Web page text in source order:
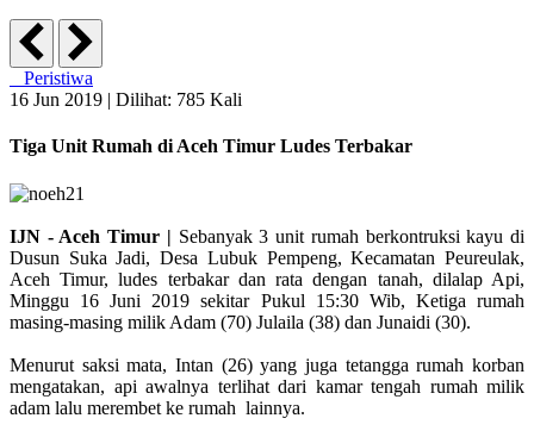
Peristiwa
16 Jun 2019 | Dilihat: 785 Kali
Tiga Unit Rumah di Aceh Timur Ludes Terbakar
IJN - Aceh Timur | Sebanyak 3 unit rumah berkontruksi kayu di
Dusun Suka Jadi, Desa Lubuk Pempeng, Kecamatan Peureulak,
Aceh Timur, ludes terbakar dan rata dengan tanah, dilalap Api,
Minggu 16 Juni 2019 sekitar Pukul 15:30 Wib, Ketiga rumah
masing-masing milik Adam (70) Julaila (38) dan Junaidi (30).
Menurut saksi mata, Intan (26) yang juga tetangga rumah korban
mengatakan, api awalnya terlihat dari kamar tengah rumah milik
adam lalu merembet ke rumah lainnya.